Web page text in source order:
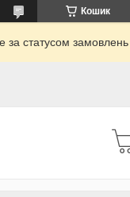
Кошик
статусом замовлень